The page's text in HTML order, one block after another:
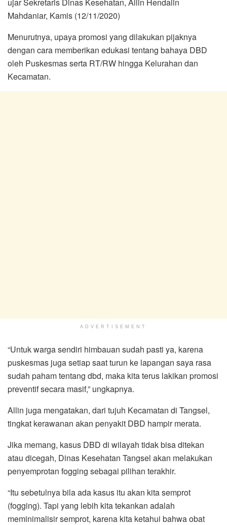
Mahdaniar, Kamis (12/11/2020)
Menurutnya, upaya promosi yang dilakukan pijaknya
dengan cara memberikan edukasi tentang bahaya DBD
oleh Puskesmas serta RT/RW hingga Kelurahan dan
Kecamatan.
ADVERTISEMENT
“Untuk warga sendiri himbauan sudah pasti ya, karena
puskesmas juga setiap saat turun ke lapangan saya rasa
sudah paham tentang dbd, maka kita terus lakikan promosi
preventif secara masif,” ungkapnya.
Allin juga mengatakan, dari tujuh Kecamatan di Tangsel,
tingkat kerawanan akan penyakit DBD hampir merata.
Jika memang, kasus DBD di wilayah tidak bisa ditekan
atau dicegah, Dinas Kesehatan Tangsel akan melakukan
penyemprotan fogging sebagai pilihan terakhir.
“Itu sebetulnya bila ada kasus itu akan kita semprot
(fogging). Tapi yang lebih kita tekankan adalah
meminimalisir semprot, karena kita ketahui bahwa obat